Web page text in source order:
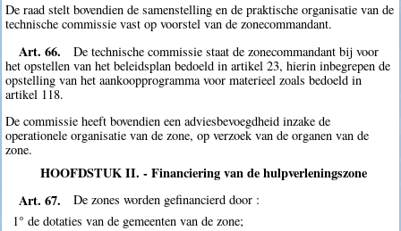
De raad stelt bovendien de samenstelling en de praktische organisatie van de
technische commissie vast op voorstel van de zonecommandant.
Art. 66.
De technische commissie staat de zonecommandant bij voor
het opstellen van het beleidsplan bedoeld in artikel 23, hierin inbegrepen de
opstelling van het aankoopprogramma voor materieel zoals bedoeld in
artikel 118.
De commissie heeft bovendien een adviesbevoegdheid inzake de
operationele organisatie van de zone, op verzoek van de organen van de
zone.
HOOFDSTUK II. - Financiering van de hulpverleningszone
Art. 67.
De zones worden gefinancierd door :
1° de dotaties van de gemeenten van de zone;